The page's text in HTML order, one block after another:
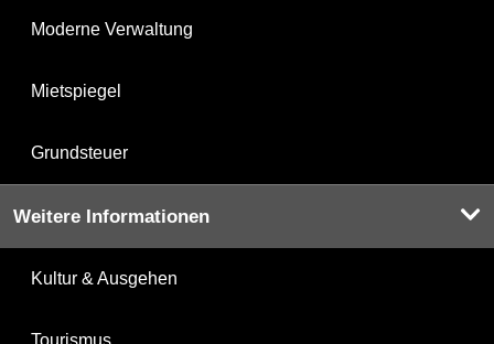
Moderne Verwaltung
Mietspiegel
Grundsteuer
Weitere Informationen
Kultur & Ausgehen
Tourismus